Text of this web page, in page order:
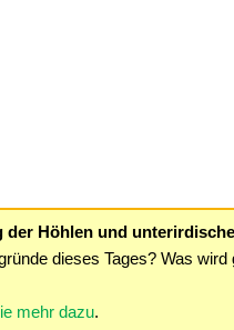
der Höhlen und
dieses Tages? Was
mehr dazu.